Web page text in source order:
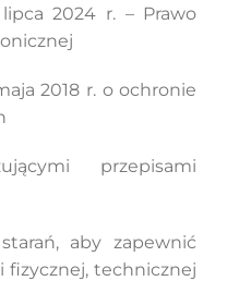
2024 r. – Prawo
2018 r. o ochronie
przepisami
aby zapewnić
fizycznej, technicznej